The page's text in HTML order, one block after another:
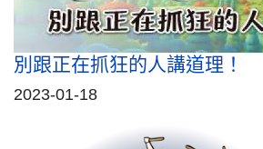
別跟正在抓狂的人講道理！
2023-01-18